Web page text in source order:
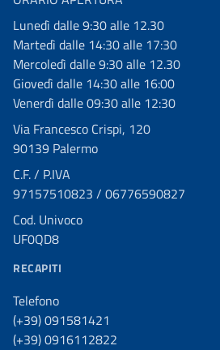
Lunedì dalle 9:30 alle 12.30
Martedì dalle 14:30 alle 17:30
Mercoledì dalle 9:30 alle 12.30
Giovedì dalle 14:30 alle 16:00
Venerdì dalle 09:30 alle 12:30
Via Francesco Crispi, 120
90139 Palermo
C.F. / P.IVA
97157510823 / 06776590827
Cod. Univoco
UF0QD8
RECAPITI
Telefono
(+39) 091581421
(+39) 0916112822